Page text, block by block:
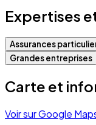
Expertises
Assurances
Grandes entreprises
Carte et
Voir sur Google